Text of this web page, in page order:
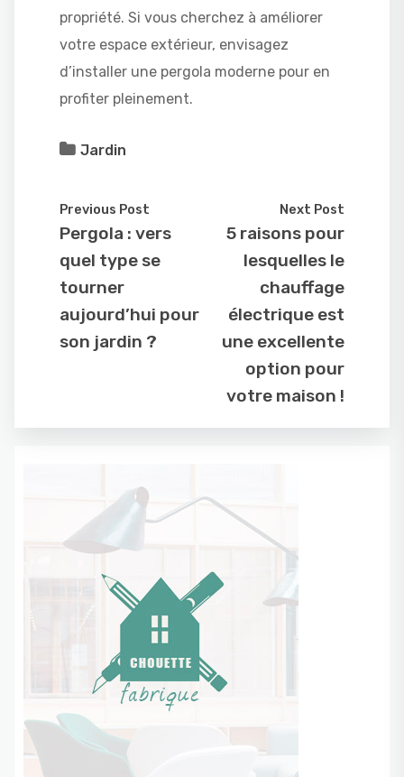
propriété. Si vous cherchez à améliorer
votre espace extérieur, envisagez
d’installer une pergola moderne pour en
profiter pleinement.
Jardin
Previous Post
Pergola : vers
quel type se
tourner
aujourd’hui pour
son jardin ?
Next Post
5 raisons pour
lesquelles le
chauffage
électrique est
une excellente
option pour
votre maison !